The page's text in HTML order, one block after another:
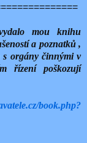
mou knihu
a poznatků ,
s orgány činnými v
řízení poškozují
book.php?